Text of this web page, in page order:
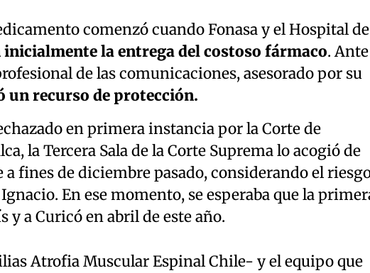
comenzó cuando Fonasa y el Hospital de
inicialmente la entrega del costoso fármaco. Ante
de las comunicaciones, asesorado por su
un recurso de protección.
en primera instancia por la Corte de
la Tercera Sala de la Corte Suprema lo acogió de
fines de diciembre pasado, considerando el
En ese momento, se esperaba que la
y a Curicó en abril de este año.
Atrofia Muscular Espinal Chile- y el equipo que